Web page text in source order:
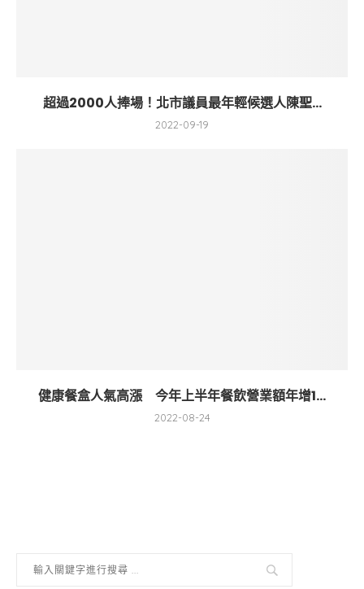
超過2000人捧場！北市議員最年輕候選人陳聖...
2022-09-19
健康餐盒人氣高漲 今年上半年餐飲營業額年增1...
2022-08-24